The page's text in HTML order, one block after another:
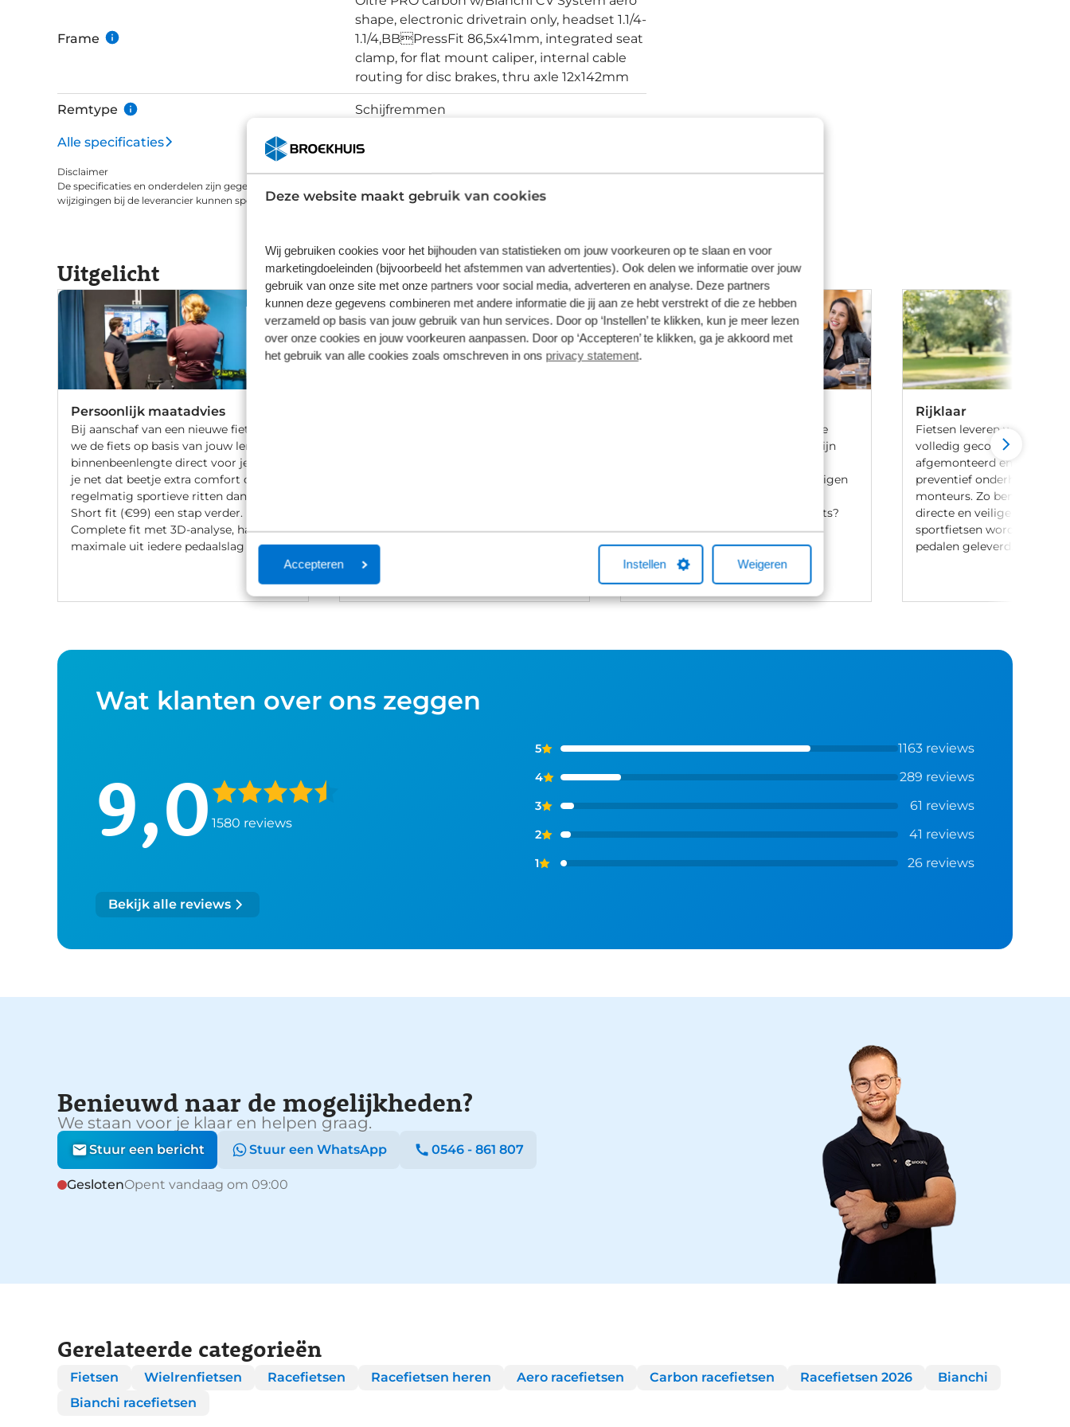
Deze website maakt gebruik van cookies
Wij gebruiken cookies voor het bijhouden van statistieken om jouw voorkeuren op te slaan en voor
marketingdoeleinden (bijvoorbeeld het afstemmen van advertenties). Ook delen we informatie over jouw
gebruik van onze site met onze partners voor social media, adverteren en analyse. Deze partners
kunnen deze gegevens combineren met andere informatie die jij aan ze hebt verstrekt of die ze hebben
verzameld op basis van jouw gebruik van hun services. Door op ‘Instellen’ te klikken, kun je meer lezen
over onze cookies en jouw voorkeuren aanpassen. Door op ‘Accepteren’ te klikken, ga je akkoord met
het gebruik van alle cookies zoals omschreven in ons privacy statement.
Accepteren Instellen Weigeren
Frame
shape, electronic drivetrain only, headset 1.1/4-
1.1/4,BBPressFit 86,5x41mm, integrated seat
clamp, for flat mount caliper, internal cable
routing for disc brakes, thru axle 12x142mm
Remtype Schijfremmen
Alle specificaties
Disclaimer
De specificaties en onderdelen zijn gegeven op basis van aanlevering van de leverancier. Op basis van beschikbaarheid of
wijzigingen bij de leverancier kunnen specificaties afwijken.
Uitgelicht
Persoonlijk maatadvies
Bij aanschaf van een nieuwe fiets stellen
we de fiets op basis van jouw lengte en
binnenbeenlengte direct voor je af. Wil
je net dat beetje extra comfort of fiets je
regelmatig sportieve ritten dan gaat de
Short fit (€99) een stap verder. Met een
Complete fit met 3D-analyse, haal je het
maximale uit iedere pedaalslag (€249).
helpen met een fietsverzekering. Het
afsluiten hiervan is niet verplicht.
Bij Broekhuis ben je aan het goede
adres om een fiets te leasen. Wij zijn
maatschappijen en hebben onze eigen
vragen over het leasen van een fiets?
Neem gerust contact met ons op.
Rijklaar
Fietsen leveren we 100%
volledig gecontroleerd,
afgemonteerd en voorzien
preventief onderhoud door
monteurs. Zo ben je
directe en veilige ritten. Let
sportfietsen worden
pedalen geleverd.
Wat klanten over ons zeggen
9,0 1580 reviews
5 1163 reviews
4 289 reviews
3 61 reviews
2 41 reviews
1 26 reviews
Bekijk alle reviews
Benieuwd naar de mogelijkheden?
We staan voor je klaar en helpen graag.
Stuur een bericht Stuur een WhatsApp 0546 - 861 807
GeslotenOpent vandaag om 09:00
Gerelateerde categorieën
Fietsen Wielrenfietsen Racefietsen Racefietsen heren Aero racefietsen Carbon racefietsen Racefietsen 2026
Bianchi
Bianchi racefietsen